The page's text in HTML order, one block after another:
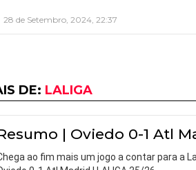
28 de Setembro, 2024, 22:37
DE: LALIGA
| Oviedo 0-1 Atl
ao fim mais um jogo a contar para a